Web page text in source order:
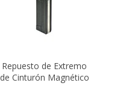
Repuesto de Extremo
de Cinturón Magnético